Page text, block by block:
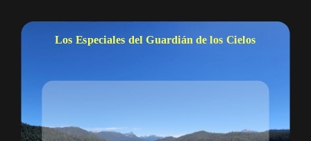
Los Especiales del Guardián de los Cielos